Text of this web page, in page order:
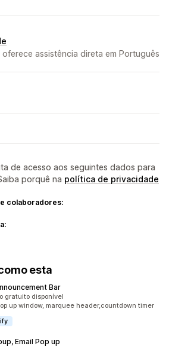
assistência direta em Português
de acesso aos seguintes dados para
porquê na política de privacidade
colaboradores:
esta
Bar
gratuito disponível
up window, marquee header,countdown timer
Email Pop up